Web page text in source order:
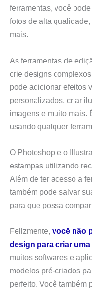
ferramentas, você
fotos de alta
mais.
As ferramentas de
crie designs
pode adicionar efeitos
personalizados, criar
imagens e muito mais.
usando qualquer
O Photoshop e o
estampas utilizando
Além de ter acesso a
também pode salvar
para que possa
Felizmente, você não
design para criar
muitos softwares e
modelos pré-criados
perfeito. Você também